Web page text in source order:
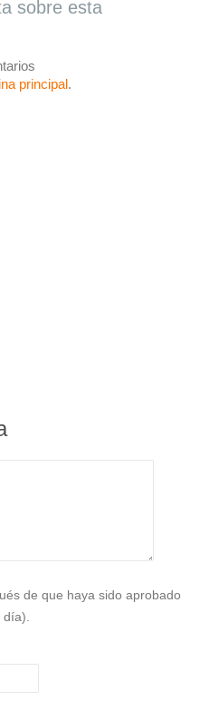
sobre esta
principal.
de que haya sido aprobado